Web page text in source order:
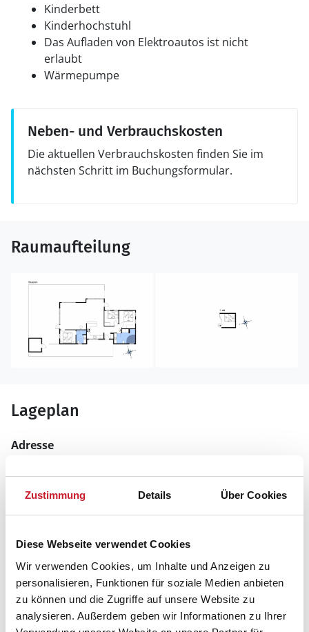
Zustimmung Details Über Cookies
Diese Webseite verwendet Cookies
Wir verwenden Cookies, um Inhalte und Anzeigen zu
personalisieren, Funktionen für soziale Medien anbieten
zu können und die Zugriffe auf unsere Website zu
analysieren. Außerdem geben wir Informationen zu Ihrer
Kinderbett
Kinderhochstuhl
Das Aufladen von Elektroautos ist nicht
erlaubt
Wärmepumpe
Neben- und Verbrauchskosten
Die aktuellen Verbrauchskosten finden Sie im
nächsten Schritt im Buchungsformular.
Raumaufteilung
Lageplan
Adresse
N. S. Larsensvej 18
Blokhus
9492 Blokhus